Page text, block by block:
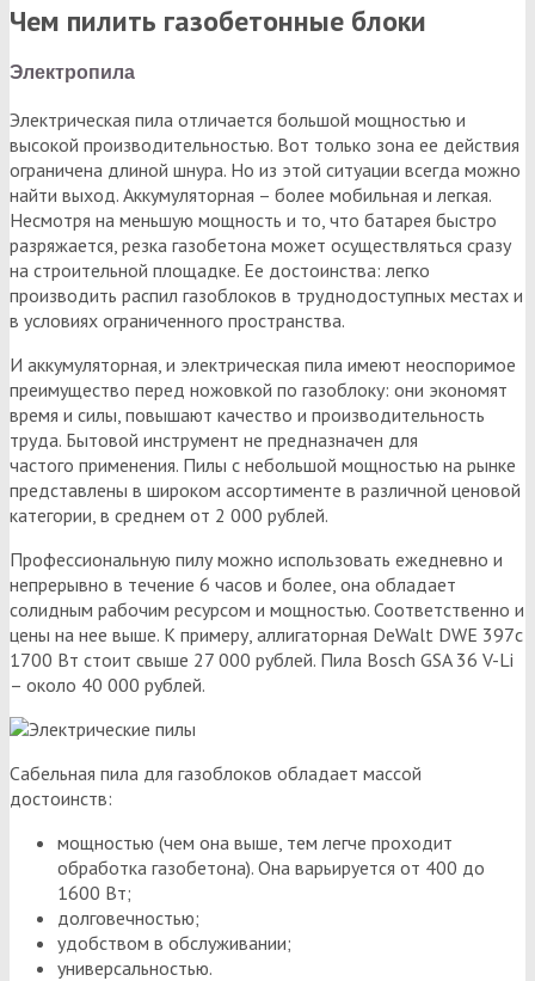
Чем пилить газобетонные блоки
Электропила
Электрическая пила отличается большой мощностью и
высокой производительностью. Вот только зона ее действия
ограничена длиной шнура. Но из этой ситуации всегда можно
найти выход. Аккумуляторная – более мобильная и легкая.
Несмотря на меньшую мощность и то, что батарея быстро
разряжается, резка газобетона может осуществляться сразу
на строительной площадке. Ее достоинства: легко
производить распил газоблоков в труднодоступных местах и
в условиях ограниченного пространства.
И аккумуляторная, и электрическая пила имеют неоспоримое
преимущество перед ножовкой по газоблоку: они экономят
время и силы, повышают качество и производительность
труда. Бытовой инструмент не предназначен для
частого применения. Пилы с небольшой мощностью на рынке
представлены в широком ассортименте в различной ценовой
категории, в среднем от 2 000 рублей.
Профессиональную пилу можно использовать ежедневно и
непрерывно в течение 6 часов и более, она обладает
солидным рабочим ресурсом и мощностью. Соответственно и
цены на нее выше. К примеру, аллигаторная DeWalt DWE 397с
1700 Вт стоит свыше 27 000 рублей. Пила Bosch GSA 36 V-Li
– около 40 000 рублей.
Сабельная пила для газоблоков обладает массой
достоинств:
мощностью (чем она выше, тем легче проходит
обработка газобетона). Она варьируется от 400 до
1600 Вт;
долговечностью;
удобством в обслуживании;
универсальностью.